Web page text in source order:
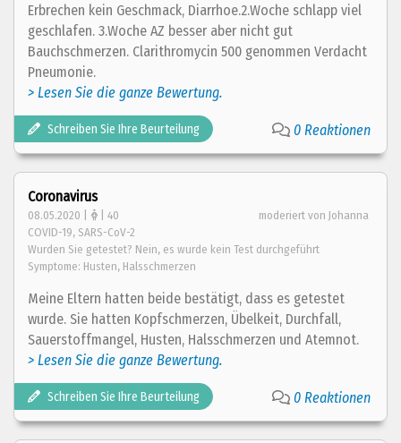
Erbrechen kein Geschmack, Diarrhoe.2.Woche schlapp viel
geschlafen. 3.Woche AZ besser aber nicht gut
Bauchschmerzen. Clarithromycin 500 genommen Verdacht
Pneumonie.
> Lesen Sie die ganze Bewertung.
Schreiben Sie Ihre Beurteilung 0 Reaktionen
Coronavirus
08.05.2020 | | 40
moderiert von Johanna
COVID-19, SARS-CoV-2
Wurden Sie getestet? Nein, es wurde kein Test durchgeführt
Symptome: Husten, Halsschmerzen
Meine Eltern hatten beide bestätigt, dass es getestet
wurde. Sie hatten Kopfschmerzen, Übelkeit, Durchfall,
Sauerstoffmangel, Husten, Halsschmerzen und Atemnot.
> Lesen Sie die ganze Bewertung.
Schreiben Sie Ihre Beurteilung 0 Reaktionen